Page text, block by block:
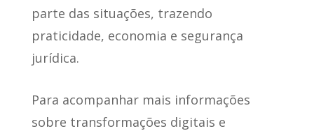
parte das situações, trazendo
praticidade, economia e segurança
jurídica.
Para acompanhar mais informações
sobre transformações digitais e